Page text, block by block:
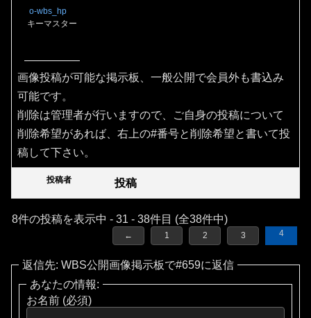
o-wbs_hp
キーマスター
画像投稿が可能な掲示板、一般公開で会員外も書込み
可能です。
削除は管理者が行いますので、ご自身の投稿について
削除希望があれば、右上の#番号と削除希望と書いて投
稿して下さい。
投稿者 投稿
8件の投稿を表示中 - 31 - 38件目 (全38件中)
← 1 2 3 4
返信先: WBS公開画像掲示板で#659に返信
あなたの情報:
お名前 (必須)